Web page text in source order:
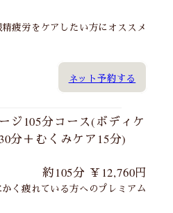
疲労をケアしたい方にオススメ
ネット予約する
ジ105分コース(ボディケ
分＋むくみケア15分)
約105分 ￥12,760円
く疲れている方へのプレミアム